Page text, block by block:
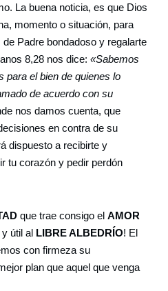
La buena noticia, es que Dios
momento o situación, para
Padre bondadoso y regalarte
8,28 nos dice: «Sabemos
para el bien de quienes lo
de acuerdo con su
nos damos cuenta, que
en contra de su
dispuesto a recibirte y
tu corazón y pedir perdón
que trae consigo el AMOR
útil al LIBRE ALBEDRÍO! El
con firmeza su
plan que aquel que venga